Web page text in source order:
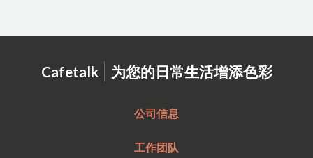
Cafetalk | 为您的日常生活增添色彩
公司信息
工作团队